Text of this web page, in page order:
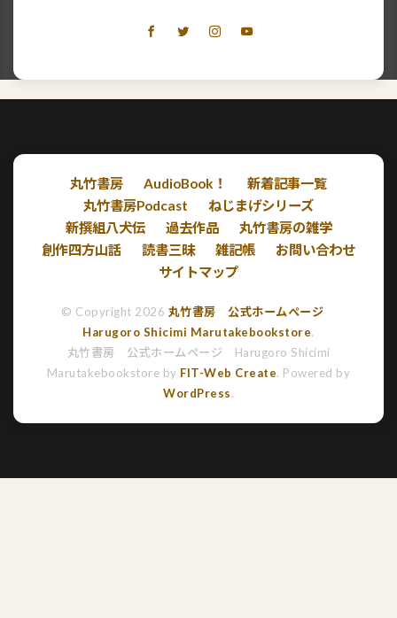
丸竹書房 AudioBook！
新着記事一覧
丸竹書房Podcast
ねじまげシリーズ
新撰組八犬伝
過去作品
丸竹書房の雑学
創作四方山話
読書三昧 雑記帳
お問い合わせ
サイトマップ
© Copyright 2026 丸竹書房 公式ホームページ
Harugoro Shicimi Marutakebookstore.
丸竹書房 公式ホームページ Harugoro Shicimi
Marutakebookstore by FIT-Web Create. Powered by
WordPress.